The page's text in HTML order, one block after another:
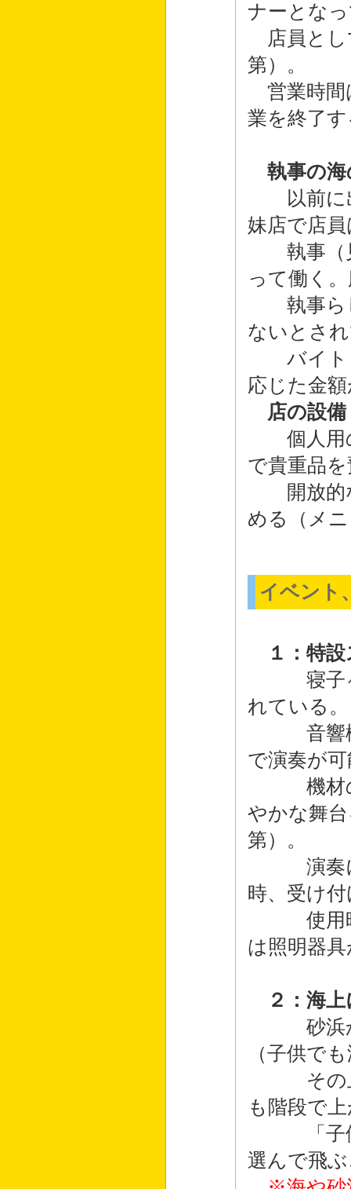
ナーとな
店員とし
第）。
営業時間
業を終了
執事の
以前に
妹店で店
執事（見
って働く
執事らし
ないとさ
バイトと
応じた金
店の設備
個人用の
で貴重品
開放的な
める（メ
イベント
１：特
寝子ヶ
れている。
音響機
で演奏が
機材の
やかな舞
第）。
演奏に
時、受け
使用時
は照明器
２：海
砂浜か
（子供で
その上
も階段で
「子供
選んで飛